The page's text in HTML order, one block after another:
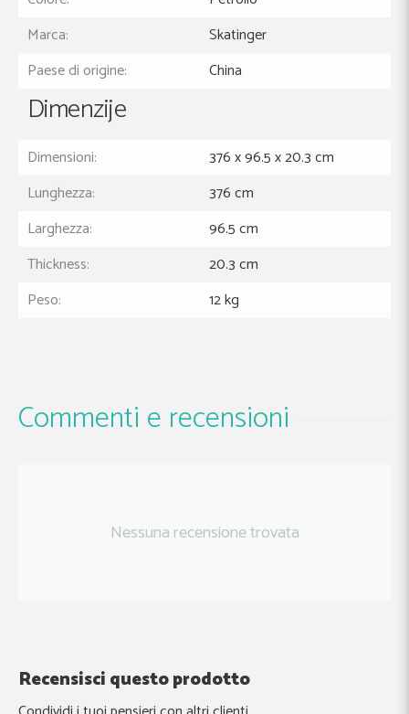
Marca:
Skatinger
Paese di origine:
China
Dimenzije
Dimensioni:
376 x 96.5 x 20.3 cm
Lunghezza:
376 cm
Larghezza:
96.5 cm
Thickness:
20.3 cm
Peso:
12 kg
Commenti e recensioni
Nessuna recensione trovata
Recensisci questo prodotto